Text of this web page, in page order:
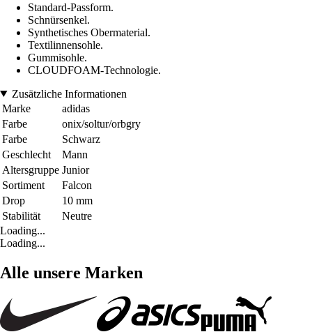
Standard-Passform.
Schnürsenkel.
Synthetisches Obermaterial.
Textilinnensohle.
Gummisohle.
CLOUDFOAM-Technologie.
Zusätzliche Informationen
Marke
adidas
Farbe
onix/soltur/orbgry
Farbe
Schwarz
Geschlecht
Mann
Altersgruppe Junior
Sortiment
Falcon
Drop
10 mm
Stabilität
Neutre
Loading...
Loading...
Alle unsere Marken